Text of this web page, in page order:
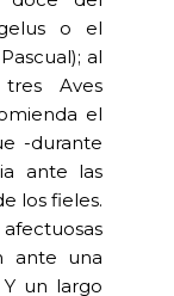
o el
al
Aves
el
-durante
ante las
los fieles.
ante una
un largo